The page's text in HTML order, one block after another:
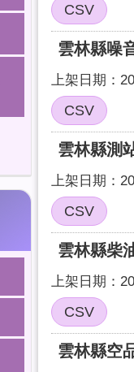
CSV
雲林縣噪
上架日期：
CSV
雲林縣測
上架日期：
CSV
雲林縣柴
上架日期：
CSV
雲林縣空